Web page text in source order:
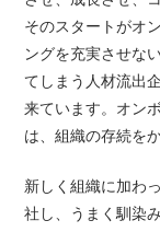
そのスタートがオ
ングを充実させな
てしまう人材流出
来ています。オン
は、組織の存続を
新しく組織に加わ
社し、うまく馴染